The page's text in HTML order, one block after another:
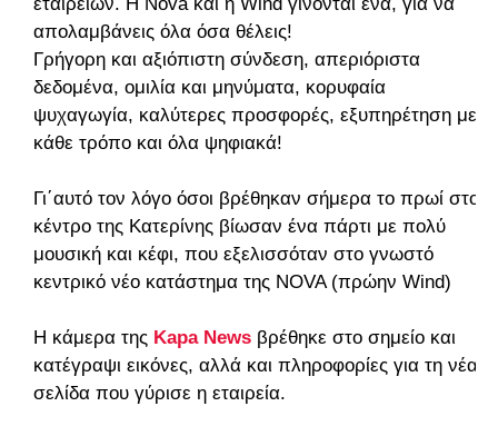
απολαμβάνεις όλα όσα θέλεις!
Γρήγορη και αξιόπιστη σύνδεση, απεριόριστα
δεδομένα, ομιλία και μηνύματα, κορυφαία
ψυχαγωγία, καλύτερες προσφορές, εξυπηρέτηση με
κάθε τρόπο και όλα ψηφιακά!
Γι΄αυτό τον λόγο όσοι βρέθηκαν σήμερα το πρωί στο
κέντρο της Κατερίνης βίωσαν ένα πάρτι με πολύ
μουσική και κέφι, που εξελισσόταν στο γνωστό
κεντρικό νέο κατάστημα της NOVA (πρώην Wind)
Η κάμερα της Kapa News βρέθηκε στο σημείο και
κατέγραψι εικόνες, αλλά και πληροφορίες για τη νέα
σελίδα που γύρισε η εταιρεία.